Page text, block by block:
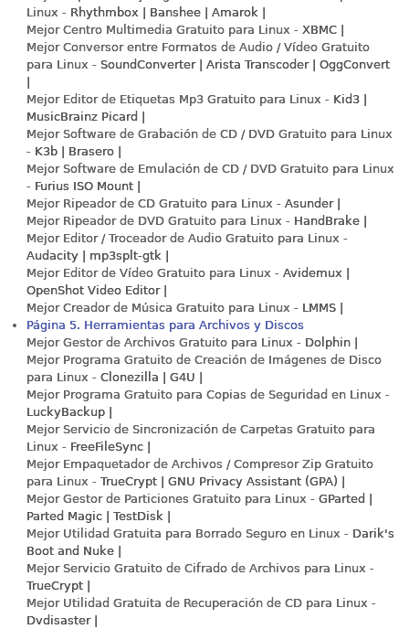
Linux - Rhythmbox | Banshee | Amarok |
Mejor Centro Multimedia Gratuito para Linux - XBMC |
Mejor Conversor entre Formatos de Audio / Vídeo Gratuito
para Linux - SoundConverter | Arista Transcoder | OggConvert
|
Mejor Editor de Etiquetas Mp3 Gratuito para Linux - Kid3 |
MusicBrainz Picard |
Mejor Software de Grabación de CD / DVD Gratuito para Linux
- K3b | Brasero |
Mejor Software de Emulación de CD / DVD Gratuito para Linux
- Furius ISO Mount |
Mejor Ripeador de CD Gratuito para Linux - Asunder |
Mejor Ripeador de DVD Gratuito para Linux - HandBrake |
Mejor Editor / Troceador de Audio Gratuito para Linux -
Audacity | mp3splt-gtk |
Mejor Editor de Vídeo Gratuito para Linux - Avidemux |
OpenShot Video Editor |
Mejor Creador de Música Gratuito para Linux - LMMS |
Página 5. Herramientas para Archivos y Discos
Mejor Gestor de Archivos Gratuito para Linux - Dolphin |
Mejor Programa Gratuito de Creación de Imágenes de Disco
para Linux - Clonezilla | G4U |
Mejor Programa Gratuito para Copias de Seguridad en Linux -
LuckyBackup |
Mejor Servicio de Sincronización de Carpetas Gratuito para
Linux - FreeFileSync |
Mejor Empaquetador de Archivos / Compresor Zip Gratuito
para Linux - TrueCrypt | GNU Privacy Assistant (GPA) |
Mejor Gestor de Particiones Gratuito para Linux - GParted |
Parted Magic | TestDisk |
Mejor Utilidad Gratuita para Borrado Seguro en Linux - Darik's
Boot and Nuke |
Mejor Servicio Gratuito de Cifrado de Archivos para Linux -
TrueCrypt |
Mejor Utilidad Gratuita de Recuperación de CD para Linux -
Dvdisaster |